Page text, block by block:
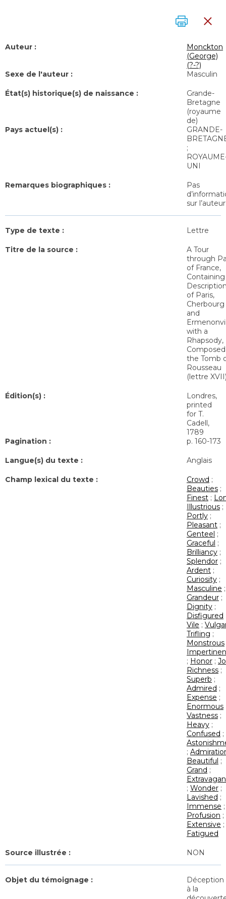
Auteur :
Monckton
(George)
(?-?)
Sexe de l'auteur :
Masculin
État(s) historique(s) de naissance :
Grande-
Bretagne
(royaume
de)
Pays actuel(s) :
GRANDE-
;
UNI
Remarques biographiques :
Pas
sur
Type de texte : Lettre
Titre de la source :
A Tour
through
of France,
Containing
of Paris,
Cherbourg
and
with a
Rhapsody,
the Tomb
Rousseau
(lettre
Édition(s) :
Londres,
printed
for T.
Cadell,
1789
Pagination :
p. 160-173
Langue(s) du texte : Anglais
Champ lexical du texte : Crowd ;
Beauties ;
Finest ;
Illustrious ;
Portly ;
Pleasant ;
Genteel ;
Graceful ;
Brilliancy ;
Splendor ;
Ardent ;
Curiosity ;
Masculine ;
Grandeur ;
Dignity ;
Disfigured
Vile ;
Trifling ;
Monstrous
; Honor ;
Richness ;
Superb ;
Admired ;
Expense ;
Enormous
Vastness ;
Heavy ;
Confused ;
;
Beautiful ;
Grand ;
; Wonder ;
Lavished ;
Immense ;
Profusion ;
Extensive ;
Fatigued
Source illustrée : NON
Objet du témoignage :
Déception
à la